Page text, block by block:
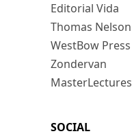
Editorial Vida
Thomas Nelson
WestBow Press
Zondervan
MasterLectures
SOCIAL